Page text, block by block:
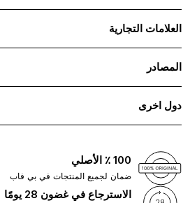
العلامات التجارية
المصادر
دول اخرى
100 ٪ الأصلي
ضمان لجميع المنتجات في بي فاب
الاسترجاع في غضون 28 يومًا